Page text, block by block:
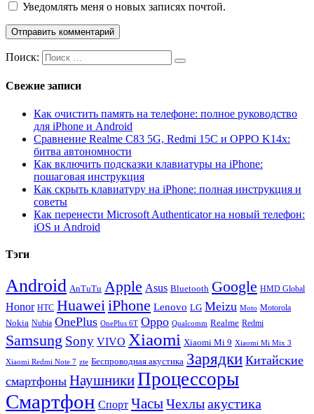
Уведомлять меня о новых записях почтой.
Поиск:
Свежие записи
Как очистить память на телефоне: полное руководство
для iPhone и Android
Сравнение Realme C83 5G, Redmi 15C и OPPO K14x:
битва автономности
Как включить подсказки клавиатуры на iPhone:
пошаговая инструкция
Как скрыть клавиатуру на iPhone: полная инструкция и
советы
Как перенести Microsoft Authenticator на новый телефон:
iOS и Android
Тэги
Android AnTuTu Apple Asus Bluetooth Google HMD Global
Honor HTC HuaweiiPhone Lenovo LG Meizu Moto Motorola
Nokia Nubia OnePlus OnePlus 6T Oppo Qualcomm Realme Redmi
Samsung Sony VIVO Xiaomi Xiaomi Mi 9 Xiaomi Mi Mix 3
Xiaomi Redmi Note 7 zte Беспроводная акустика Зарядки Китайские
смартфоны НаушникиПроцессоры
Смартфон Спорт ЧасыЧехлыакустика